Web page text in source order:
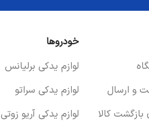
و ارسال
کالا
خودروها
لوازم یدکی برلیانس
لوازم یدکی سراتو
لوازم یدکی آریو زوتی